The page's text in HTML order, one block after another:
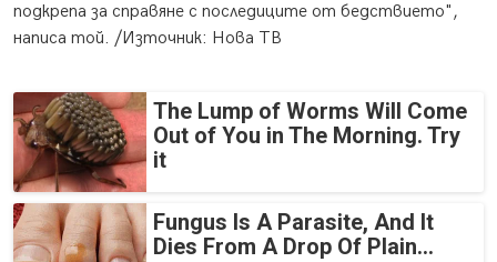
подкрепа за справяне с последиците от бедствието",
написа той. /Източник: Нова ТВ
The Lump of Worms Will Come
Out of You in The Morning. Try
it
Fungus Is A Parasite, And It
Dies From A Drop Of Plain...